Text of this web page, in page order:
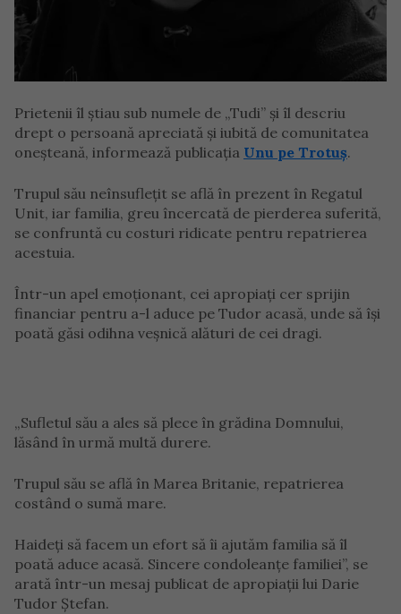
Prietenii îl știau sub numele de „Tudi” și îl descriu
drept o persoană apreciată și iubită de comunitatea
oneșteană, informează publicația Unu pe Trotuș.
Trupul său neînsuflețit se află în prezent în Regatul
Unit, iar familia, greu încercată de pierderea suferită,
se confruntă cu costuri ridicate pentru repatrierea
acestuia.
Într-un apel emoționant, cei apropiați cer sprijin
financiar pentru a-l aduce pe Tudor acasă, unde să își
poată găsi odihna veșnică alături de cei dragi.
„Sufletul său a ales să plece în grădina Domnului,
lăsând în urmă multă durere.
Trupul său se află în Marea Britanie, repatrierea
costând o sumă mare.
Haideți să facem un efort să îi ajutăm familia să îl
poată aduce acasă. Sincere condoleanțe familiei”, se
arată într-un mesaj publicat de apropiații lui Darie
Tudor Ștefan.